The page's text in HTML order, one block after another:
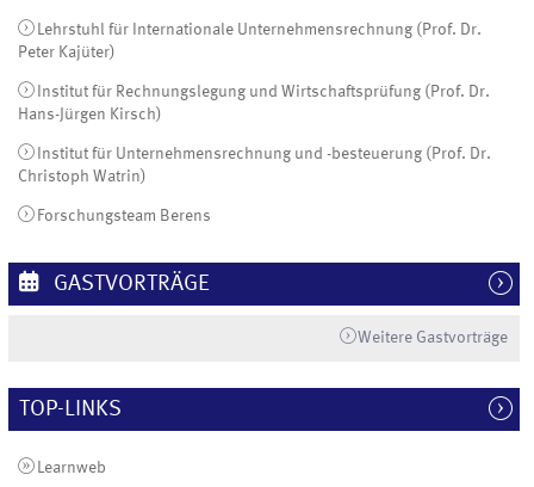
Lehrstuhl für Internationale Unternehmensrechnung (Prof. Dr.
Peter Kajüter)
Institut für Rechnungslegung und Wirtschaftsprüfung (Prof. Dr.
Hans-Jürgen Kirsch)
Institut für Unternehmensrechnung und -besteuerung (Prof. Dr.
Christoph Watrin)
Forschungsteam Berens
GASTVORTRÄGE
Weitere Gastvorträge
TOP-LINKS
Learnweb